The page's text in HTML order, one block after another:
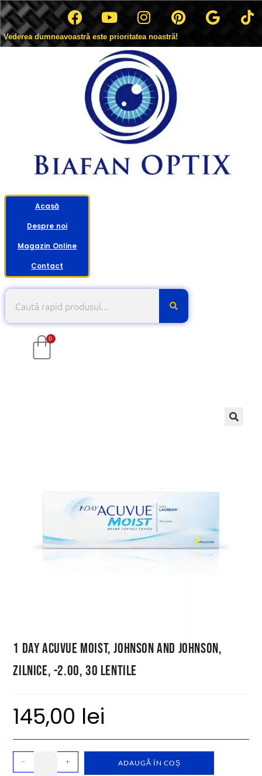
Vederea dumneavoastră este prioritatea noastră!
Acasă
Despre noi
Magazin Online
Contact
0
1 Day Acuvue Moist, Johnson and Johnson,
zilnice, -2.00, 30 lentile
145,00 lei
- + ADAUGĂ ÎN COȘ